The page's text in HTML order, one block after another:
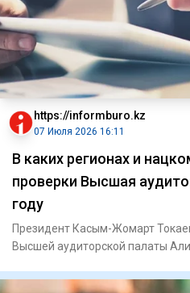
https://informburo.kz
07 Июля 2026 16:11
В каких регионах и
проверки Высшая
году
Президент Касым-Жомарт
Высшей аудиторской палаты